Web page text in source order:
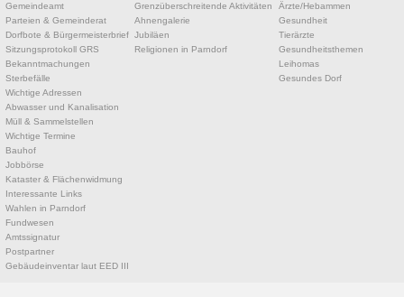
Gemeindeamt
Parteien & Gemeinderat
Dorfbote & Bürgermeisterbrief
Sitzungsprotokoll GRS
Bekanntmachungen
Sterbefälle
Wichtige Adressen
Abwasser und Kanalisation
Müll & Sammelstellen
Wichtige Termine
Bauhof
Jobbörse
Kataster & Flächenwidmung
Interessante Links
Wahlen in Parndorf
Fundwesen
Amtssignatur
Postpartner
Gebäudeinventar laut EED III
Grenzüberschreitende Aktivitäten
Ahnengalerie
Jubiläen
Religionen in Parndorf
Ärzte/Hebammen
Gesundheit
Tierärzte
Gesundheitsthemen
Leihomas
Gesundes Dorf